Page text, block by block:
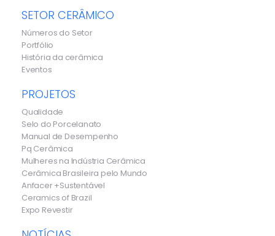
SETOR CERÂMICO
Números do Setor
Portfólio
História da cerâmica
Eventos
PROJETOS
Qualidade
Selo do Porcelanato
Manual de Desempenho
Pq Cerâmica
Mulheres na Indústria Cerâmica
Cerâmica Brasileira pelo Mundo
Anfacer +Sustentável
Ceramics of Brazil
Expo Revestir